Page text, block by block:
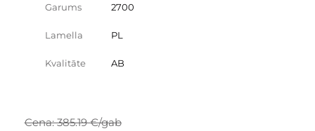
Garums 2700
Lamella PL
Kvalitāte AB
Cena: 385.19 €/gab